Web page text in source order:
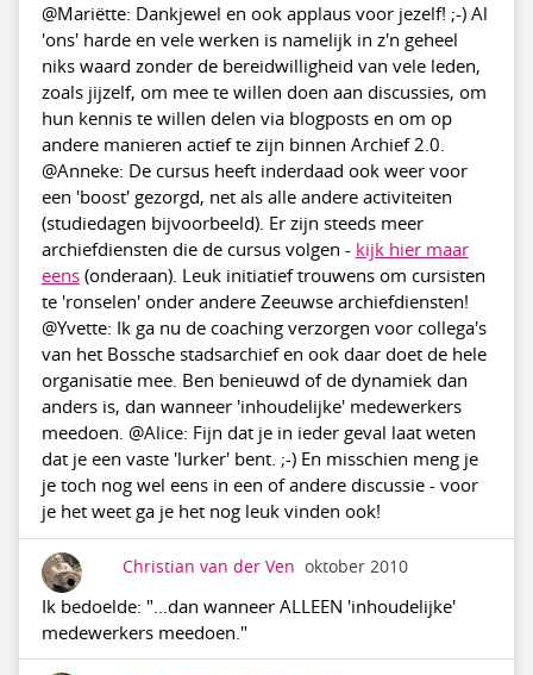
@Mariëtte: Dankjewel en ook applaus voor jezelf! ;-) Al
'ons' harde en vele werken is namelijk in z'n geheel
niks waard zonder de bereidwilligheid van vele leden,
zoals jijzelf, om mee te willen doen aan discussies, om
hun kennis te willen delen via blogposts en om op
andere manieren actief te zijn binnen Archief 2.0.
@Anneke: De cursus heeft inderdaad ook weer voor
een 'boost' gezorgd, net als alle andere activiteiten
(studiedagen bijvoorbeeld). Er zijn steeds meer
archiefdiensten die de cursus volgen - kijk hier maar
eens(onderaan). Leuk initiatief trouwens om cursisten
te 'ronselen' onder andere Zeeuwse archiefdiensten!
@Yvette: Ik ga nu de coaching verzorgen voor collega's
van het Bossche stadsarchief en ook daar doet de hele
organisatie mee. Ben benieuwd of de dynamiek dan
anders is, dan wanneer 'inhoudelijke' medewerkers
meedoen. @Alice: Fijn dat je in ieder geval laat weten
dat je een vaste 'lurker' bent. ;-) En misschien meng je
je toch nog wel eens in een of andere discussie - voor
je het weet ga je het nog leuk vinden ook!
Christian van der Ven oktober 2010
Ik bedoelde: "...dan wanneer ALLEEN 'inhoudelijke'
medewerkers meedoen."